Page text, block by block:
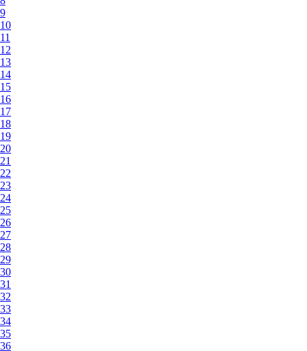
9
10
11
12
13
14
15
16
17
18
19
20
21
22
23
24
25
26
27
28
29
30
31
32
33
34
35
36